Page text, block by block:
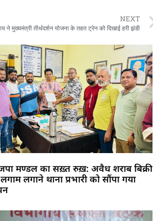
NEXT
ने मुख्यमंत्री तीर्थदर्शन योजना के तहत ट्रेन को दिखाई हरी झंडी
मण्डल का सख़्त रुख़: अवैध शराब बिक्री
लगाने थाना प्रभारी को सौंपा गया